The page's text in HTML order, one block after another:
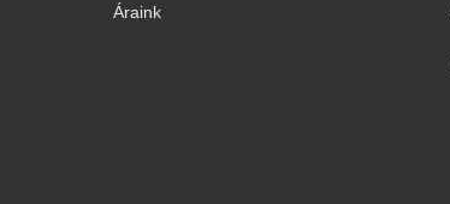
Áraink